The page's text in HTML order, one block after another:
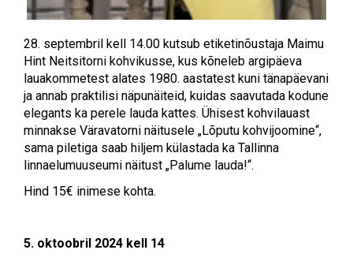
28. septembril kell 14.00 kutsub etiketinõustaja Maimu
Hint Neitsitorni kohvikusse, kus kõneleb argipäeva
lauakommetest alates 1980. aastatest kuni tänapäevani
ja annab praktilisi näpunäiteid, kuidas saavutada kodune
elegants ka perele lauda kattes. Ühisest kohvilauast
minnakse Väravatorni näitusele „Lõputu kohvijoomine“,
sama piletiga saab hiljem külastada ka Tallinna
linnaelumuuseumi näitust „Palume lauda!“.
Hind 15€ inimese kohta.
5. oktoobril 2024 kell 14